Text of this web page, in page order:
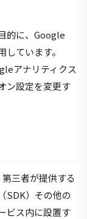
的に、Google
ています。
アナリティクス
ン設定を変更す
三者が提供する
SDK）その他の
ビス内に設置す